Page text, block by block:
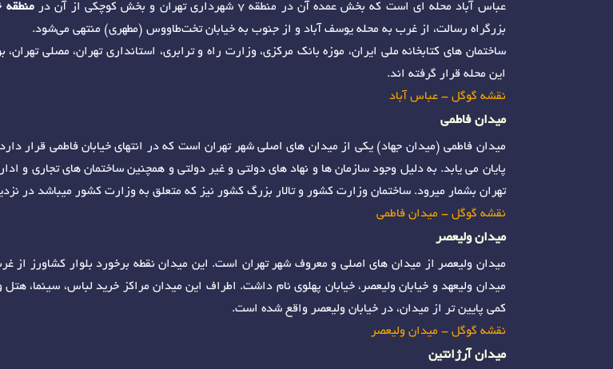
عباس آباد محله ای است که بخش عمده آن در منطقه 7 شهرداری تهران و بخش کوچکی از آن در منطقه 6 تهران
بزرگراه رسالت، از غرب به محله یوسف آباد و از جنوب به خیابان تخت‌طاووس (مطهری) منتهی می‌شود.
ساختمان‌ های کتابخانه ملی ایران، موزه بانک مرکزی، وزارت راه و ترابری، استانداری تهران، مصلی
این محله قرار گرفته اند.
نقشه گوگل - عباس آباد
میدان فاطمی
میدان فاطمی (میدان جهاد) یکی از میدان های اصلی شهر تهران است که در انتهای خیابان فاطمی قرار
پایان می یابد. به دلیل وجود سازمان ها و نهاد های دولتی و غیر دولتی و همچنین ساختمان های تجاری و
تهران بشمار میرود. ساختمان وزارت کشور و تالار بزرگ کشور نیز که متعلق به وزارت کشور میباشد در
نقشه گوگل - میدان فاطمی
میدان ولیعصر
میدان ولیعصر از میدان های اصلی و معروف شهر تهران است. این میدان نقطه برخورد بلوار کشاورز از
میدان ولیعهد و خیابان ولیعصر، خیابان پهلوی نام داشت. اطراف این میدان مراکز خرید لباس، سینما،
کمی پایین تر از میدان، در خیابان ولیعصر واقع شده است.
نقشه گوگل - میدان ولیعصر
میدان آرژانتین